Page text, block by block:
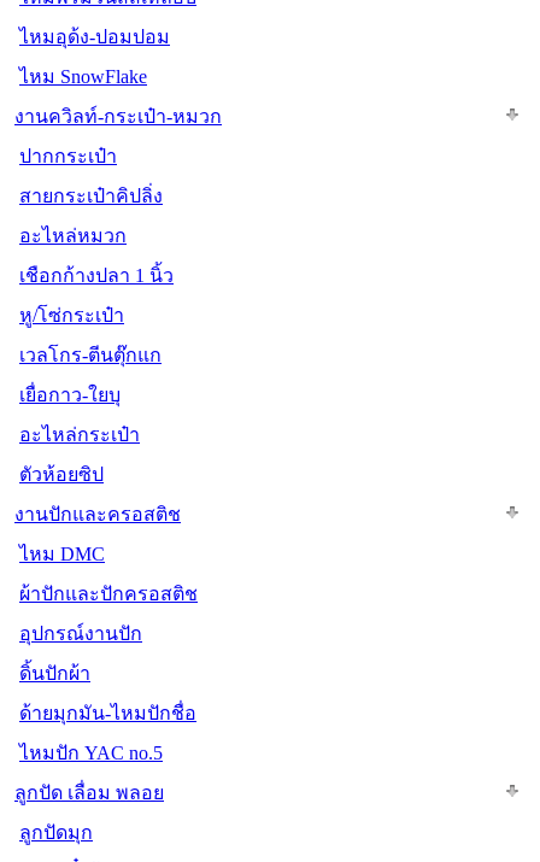
ไหมอุด้ง-ปอมปอม
ไหม SnowFlake
งานควิลท์-กระเป๋า-หมวก
ปากกระเป๋า
สายกระเป๋าคิปลิ่ง
อะไหล่หมวก
เชือกก้างปลา 1 นิ้ว
หู/โซ่กระเป๋า
เวลโกร-ตีนตุ๊กแก
เยื่อกาว-ใยบุ
อะไหล่กระเป๋า
ตัวห้อยซิป
งานปักและครอสติช
ไหม DMC
ผ้าปักและปักครอสติช
อุปกรณ์งานปัก
ดิ้นปักผ้า
ด้ายมุกมัน-ไหมปักชื่อ
ไหมปัก YAC no.5
ลูกปัด เลื่อม พลอย
ลูกปัดมุก